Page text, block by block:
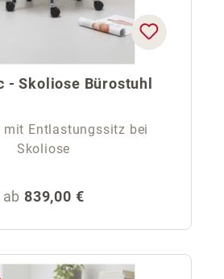
- Skoliose Bürostuhl
mit Entlastungssitz bei
Skoliose
Regulärer Preis:
ab 839,00 €